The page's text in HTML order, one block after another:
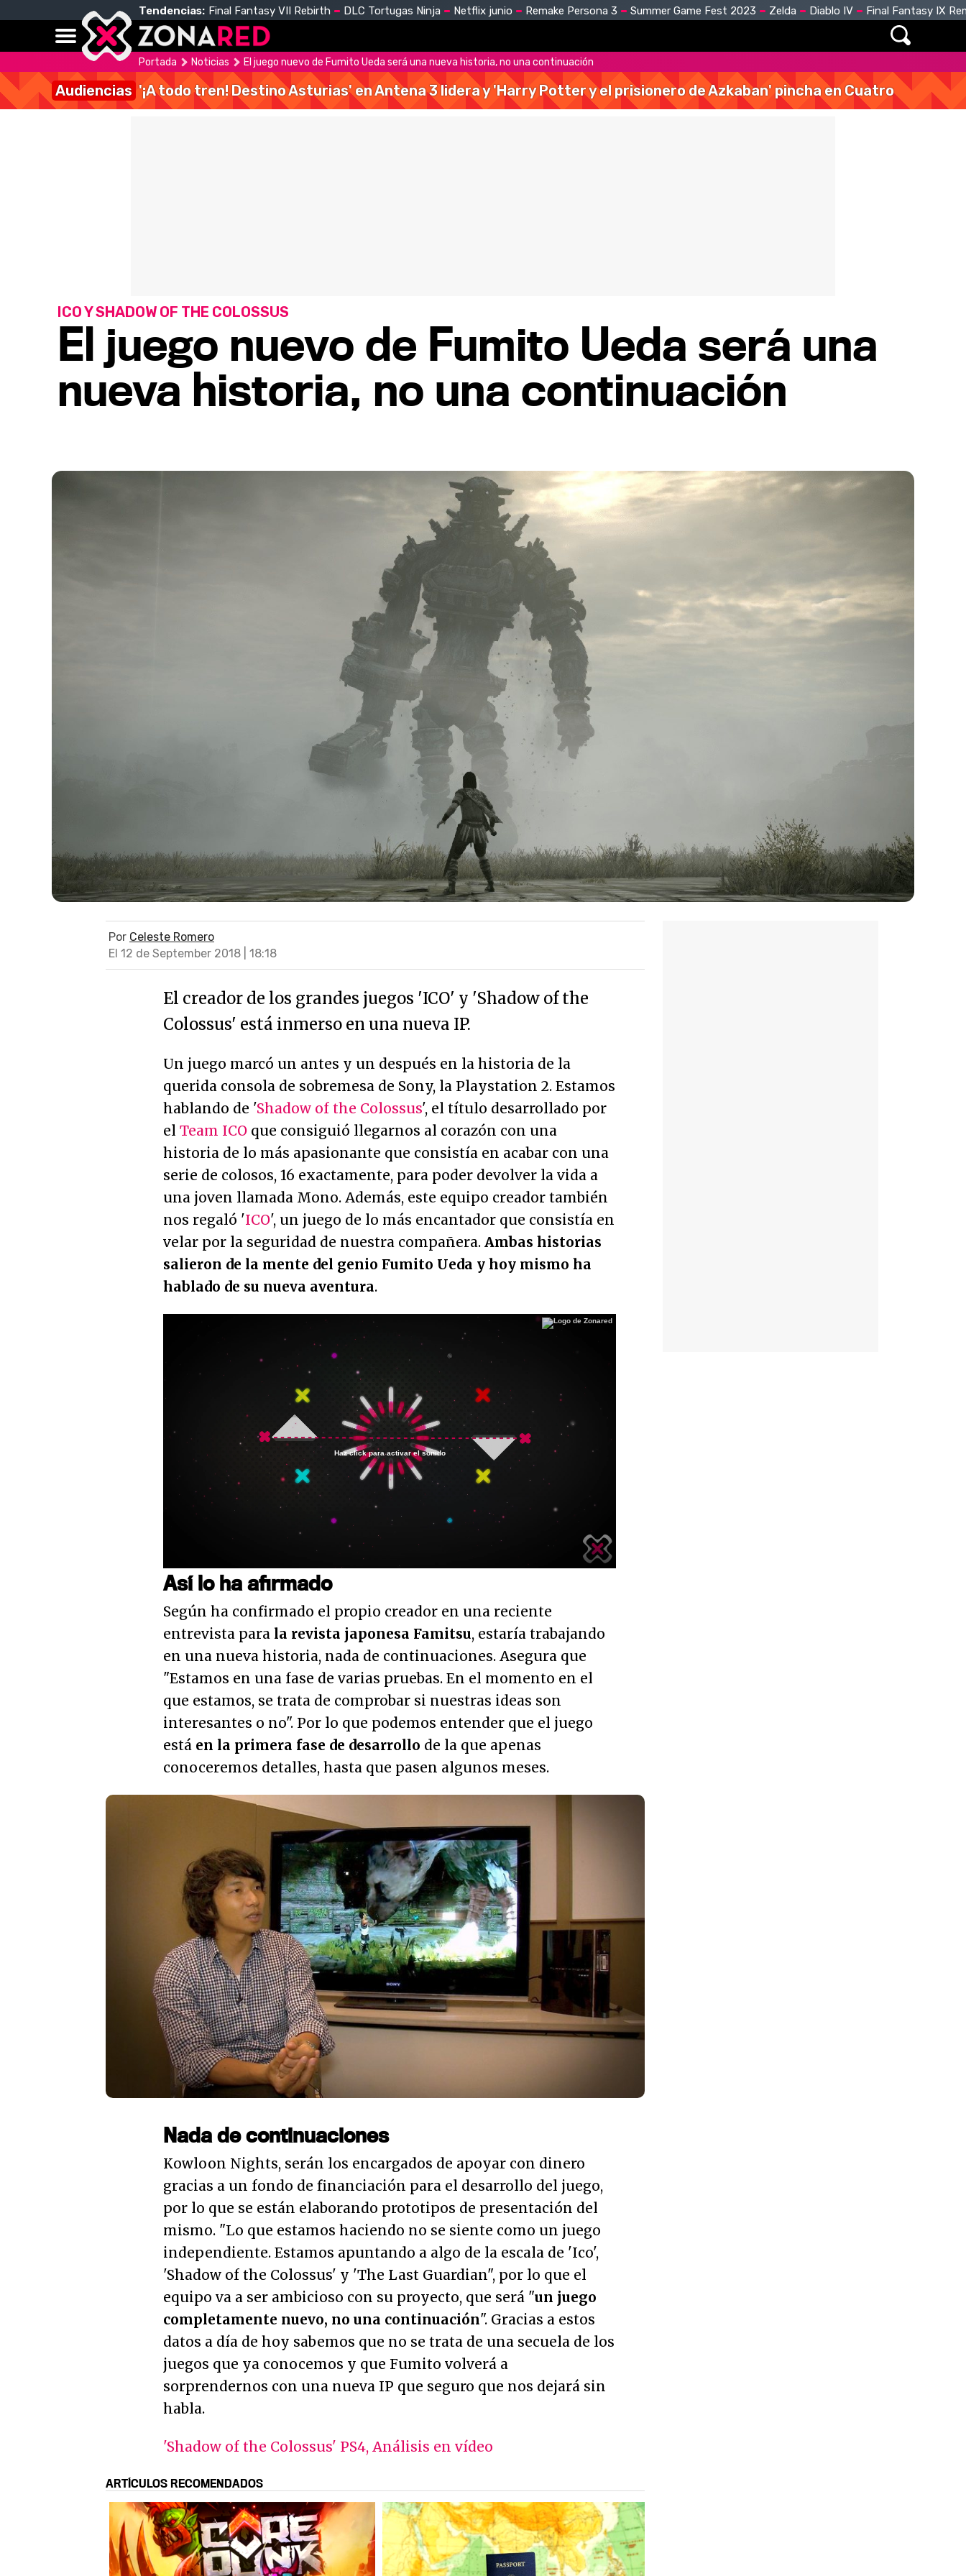
Tendencias: Final Fantasy VII Rebirth DLC Tortugas Ninja Netflix junio Remake Persona 3 Summer Game Fest 2023 Zelda Diablo IV Final Fantasy IX
Portada Noticias El juego nuevo de Fumito Ueda será una nueva historia, no una continuación
Audiencias '¡A todo tren! Destino Asturias' en Antena 3 lidera y 'Harry Potter y el prisionero de Azkaban' pincha en Cuatro
El juego nuevo de Fumito Ueda será una
nueva historia, no una continuación
ICO Y SHADOW OF THE COLOSSUS
Por Celeste Romero
El 12 de September 2018 | 18:18
El creador de los grandes juegos 'ICO' y 'Shadow of the
Colossus' está inmerso en una nueva IP.
Un juego marcó un antes y un después en la historia de la
querida consola de sobremesa de Sony, la Playstation 2. Estamos
hablando de 'Shadow of the Colossus', el título desarrollado por
el Team ICO que consiguió llegarnos al corazón con una
historia de lo más apasionante que consistía en acabar con una
serie de colosos, 16 exactamente, para poder devolver la vida a
una joven llamada Mono. Además, este equipo creador también
nos regaló 'ICO', un juego de lo más encantador que consistía en
velar por la seguridad de nuestra compañera. Ambas historias
salieron de la mente del genio Fumito Ueda y hoy mismo ha
hablado de su nueva aventura.
Haz click para activar el sonido
Así lo ha afirmado
Según ha confirmado el propio creador en una reciente
entrevista para la revista japonesa Famitsu, estaría trabajando
en una nueva historia, nada de continuaciones. Asegura que
"Estamos en una fase de varias pruebas. En el momento en el
que estamos, se trata de comprobar si nuestras ideas son
interesantes o no". Por lo que podemos entender que el juego
está en la primera fase de desarrollo de la que apenas
conoceremos detalles, hasta que pasen algunos meses.
Nada de continuaciones
Kowloon Nights, serán los encargados de apoyar con dinero
gracias a un fondo de financiación para el desarrollo del juego,
por lo que se están elaborando prototipos de presentación del
mismo. "Lo que estamos haciendo no se siente como un juego
independiente. Estamos apuntando a algo de la escala de 'Ico',
'Shadow of the Colossus' y 'The Last Guardian", por lo que el
equipo va a ser ambicioso con su proyecto, que será "un juego
completamente nuevo, no una continuación". Gracias a estos
datos a día de hoy sabemos que no se trata de una secuela de los
juegos que ya conocemos y que Fumito volverá a
sorprendernos con una nueva IP que seguro que nos dejará sin
habla.
'Shadow of the Colossus' PS4, Análisis en vídeo
ARTÍCULOS RECOMENDADOS